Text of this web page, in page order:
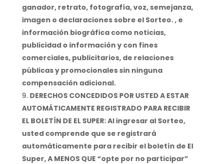
ganador, retrato, fotografía, voz, semejanza,
imagen o declaraciones sobre el Sorteo. , e
información biográfica como noticias,
publicidad o información y con fines
comerciales, publicitarios, de relaciones
públicas y promocionales sin ninguna
compensación adicional.
DERECHOS CONCEDIDOS POR USTED A ESTAR
AUTOMÁTICAMENTE REGISTRADO PARA RECIBIR
EL BOLETÍN DE EL SUPER: Al ingresar al Sorteo,
usted comprende que se registrará
automáticamente para recibir el boletín de El
Super, A MENOS QUE “opte por no participar”